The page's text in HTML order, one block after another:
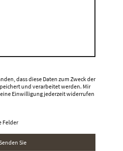
dass diese Daten zum Zweck der
und verarbeitet werden. Mir
Einwilligung jederzeit widerrufen
Felder
Sie